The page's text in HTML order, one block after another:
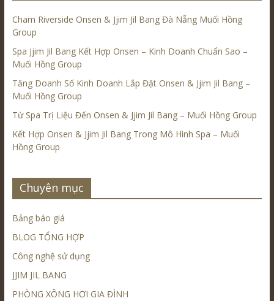
Cham Riverside Onsen & Jjim Jil Bang Đà Nẵng Muối Hồng
Group
Spa Jjim Jil Bang Kết Hợp Onsen – Kinh Doanh Chuẩn Sao –
Muối Hồng Group
Tăng Doanh Số Kinh Doanh Lắp Đặt Onsen & Jjim Jil Bang –
Muối Hồng Group
Từ Spa Trị Liệu Đến Onsen & Jjim Jil Bang – Muối Hồng Group
Kết Hợp Onsen & Jjim Jil Bang Trong Mô Hình Spa – Muối
Hồng Group
Chuyên mục
Bảng báo giá
BLOG TỔNG HỢP
Công nghệ sử dụng
JJIM JIL BANG
PHÒNG XÔNG HƠI GIA ĐÌNH